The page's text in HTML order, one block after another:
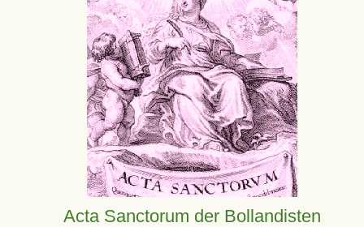
Acta Sanctorum der Bollandisten